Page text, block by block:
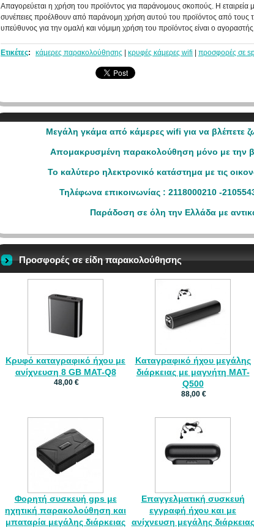
Απαγορεύεται η χρήση του προϊόντος για παράνομους σκοπούς. Η εταιρεία
συνέπειες προέλθουν από παράνομη χρήση αυτού του προϊόντος από τους
υπεύθυνος για την ομαλή και νόμιμη χρήση του προϊόντος είναι ο
Ετικέτες: κάμερες παρακολούθησης κρυφές κάμερες wifi προσφορές σε
Μεγάλη γκάμα από κάμερες wifi για να βλέπετε
Απομακρυσμένη παρακολούθηση μόνο με την
Το καλύτερο ηλεκτρονικό κατάστημα με τις
Τηλέφωνα επικοινωνίας : 2118000210 -
Παράδοση σε όλη την Ελλάδα με
Προσφορές σε είδη παρακολούθησης
Κρυφό καταγραφικό ήχου με
ανίχνευση 8 GB MAT-Q8
48,00 €
Καταγραφικό ήχου μεγάλης
διάρκειας με μαγνήτη MAT-
Q500
88,00 €
Φορητή συσκευή gps με
ηχητική παρακολούθηση και
μπαταρία μεγάλης διάρκειας
Επαγγελματική συσκευή
εγγραφή ήχου και με
ανίχνευση μεγάλης διάρκειας